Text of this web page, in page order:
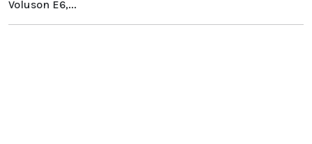
Voluson E6,...